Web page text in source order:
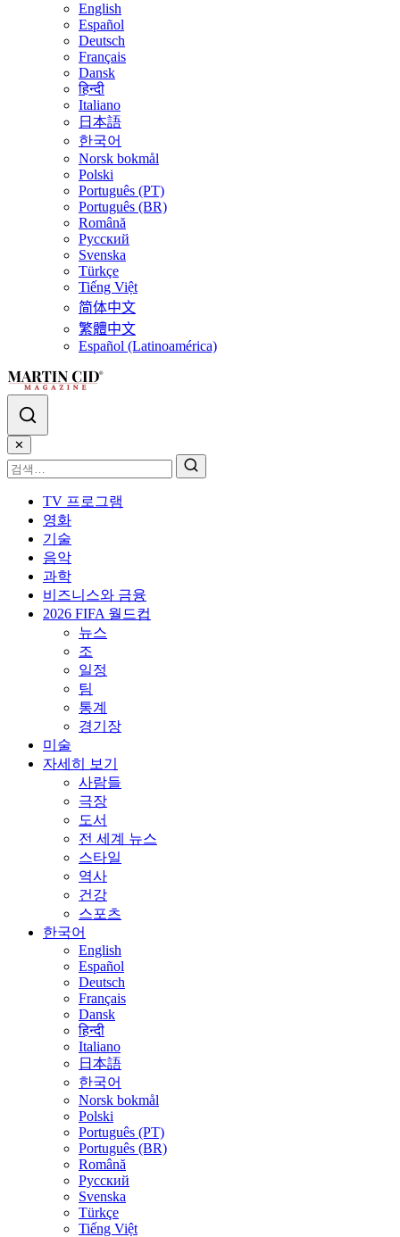
English
Español
Deutsch
Français
Dansk
हिन्दी
Italiano
日本語
한국어
Norsk bokmål
Polski
Português (PT)
Português (BR)
Română
Русский
Svenska
Türkçe
Tiếng Việt
简体中文
繁體中文
Español (Latinoamérica)
✕
TV 프로그램
영화
기술
음악
과학
비즈니스와 금융
2026 FIFA 월드컵
뉴스
조
일정
팀
통계
경기장
미술
자세히 보기
사람들
극장
도서
전 세계 뉴스
스타일
역사
건강
스포츠
한국어
English
Español
Deutsch
Français
Dansk
हिन्दी
Italiano
日本語
한국어
Norsk bokmål
Polski
Português (PT)
Português (BR)
Română
Русский
Svenska
Türkçe
Tiếng Việt